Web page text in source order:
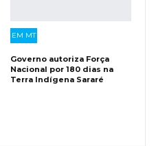
EM MT
Governo autoriza Força
Nacional por 180 dias na
Terra Indígena Sararé